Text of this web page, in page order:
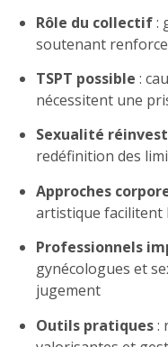
Rôle du collectif:
soutenant
TSPT possible :
nécessitent une
Sexualité
redéfinition des
Approches
artistique facilitent
Professionnels
gynécologues et
jugement
Outils pratiques: